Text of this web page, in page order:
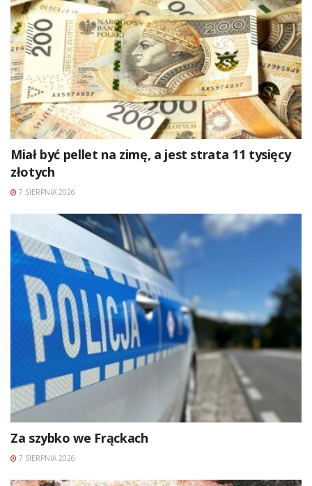
Miał być pellet na zimę, a jest strata 11 tysięcy
złotych
7 SIERPNIA 2026
Za szybko we Frąckach
7 SIERPNIA 2026